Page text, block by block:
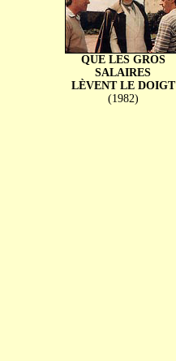
QUE LES GROS
SALAIRES
LÈVENT LE DOIGT
(1982)